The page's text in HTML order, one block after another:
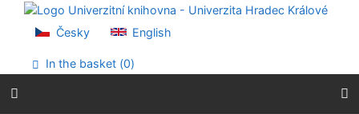
Go to content
Go to menu
Accessibility declaration
Česky English
In the basket (0)